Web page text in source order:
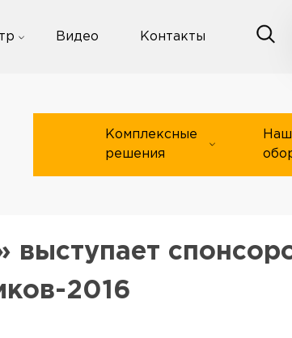
Видео Контакты
Комплексные
решения
2016